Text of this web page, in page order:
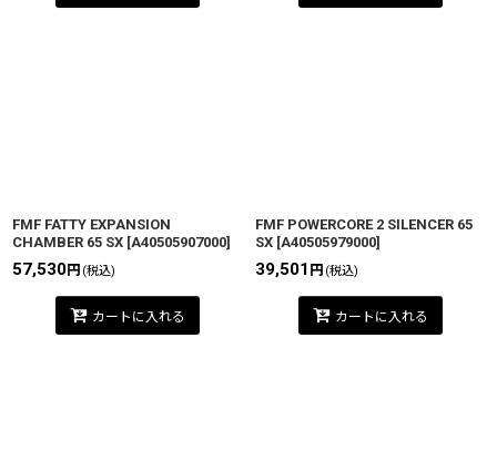
FMF FATTY EXPANSION
CHAMBER 65 SX [A40505907000]
57,530円 (税込)
カートに入れる
FMF POWERCORE 2 SILENCER 65
SX [A40505979000]
39,501 円 (税込)
カートに入れる